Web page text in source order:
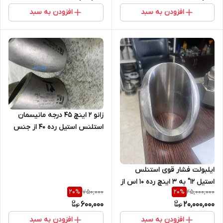
افزودن به سبد افزودن به سبد
ایلبولت فشار قوی استنلس
استیل 12" به 3 اینچ رده 10 اس از
جنس SA182F316/F316L
25,000,000
20%
20,000,000
افزودن به سبد
زانو 2 اینچ 45 درجه مانیسمان
استلنس استیل رده 40 از جنس
750,000
20%
600,000
افزودن به سبد